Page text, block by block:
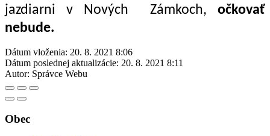
jazdiarni v Nových Zámkoch, očkovať
nebude.
Dátum vloženia: 20. 8. 2021 8:06
Dátum poslednej aktualizácie: 20. 8. 2021 8:11
Autor: Správce Webu
Obec